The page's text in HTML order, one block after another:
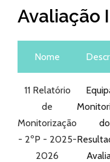
Avaliação
Nome
11 Relatório
de
Monitorização
- 2ºP - 2025-
2026